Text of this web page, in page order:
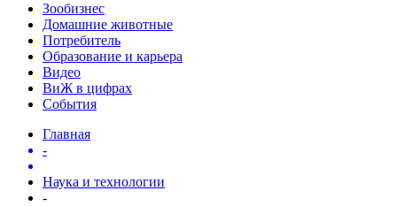
Зообизнес
Домашние животные
Потребитель
Образование и карьера
Видео
ВиЖ в цифрах
События
Главная
-
Наука и технологии
-